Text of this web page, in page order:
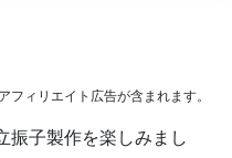
フィリエイト広告が含まれます。
振子製作を楽しみまし